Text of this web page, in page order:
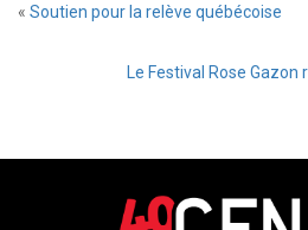
« Soutien pour la relève québécoise
Le Festival Rose